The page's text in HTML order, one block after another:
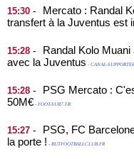
15:30 -
Mercato : Randal
transfert à la Juventus est
15:28 -
Randal Kolo
avec la Juventus - CANAL-
15:28 -
PSG Mercato :
50M€ - FOOT-SUR7.FR
15:27 -
PSG, FC
la porte ! - BUTFOOTBALLCLUB.FR